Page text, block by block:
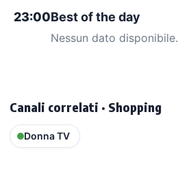
23:00Best of the day
Nessun dato disponibile.
Canali correlati · Shopping
Donna TV